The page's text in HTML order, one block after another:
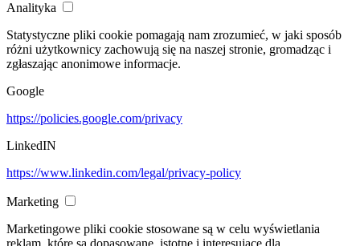
Analityka
Statystyczne pliki cookie pomagają nam zrozumieć, w jaki sposób
różni użytkownicy zachowują się na naszej stronie, gromadząc i
zgłaszając anonimowe informacje.
Google
https://policies.google.com/privacy
LinkedIN
https://www.linkedin.com/legal/privacy-policy
Marketing
Marketingowe pliki cookie stosowane są w celu wyświetlania
reklam, które są dopasowane, istotne i interesujące dla